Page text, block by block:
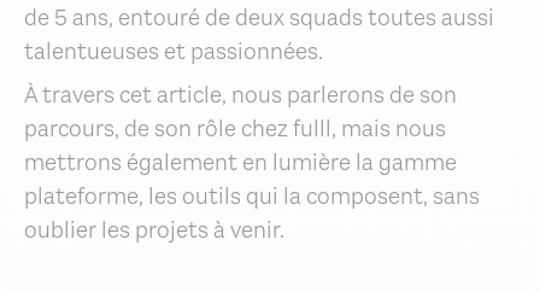
de 5 ans, entouré de deux squads toutes aussi
talentueuses et passionnées.
À travers cet article, nous parlerons de son
parcours, de son rôle chez fulll, mais nous
mettrons également en lumière la gamme
plateforme, les outils qui la composent, sans
oublier les projets à venir.